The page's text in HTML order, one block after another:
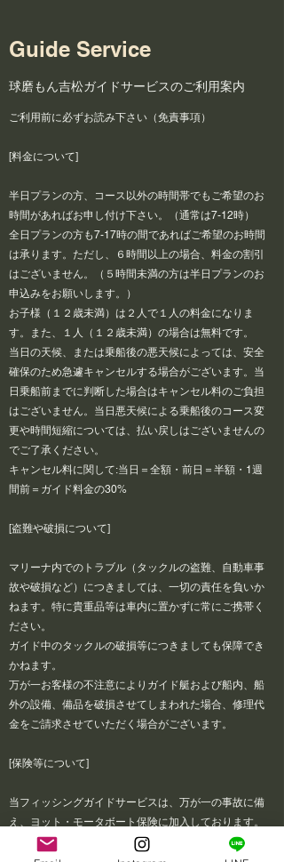
​Guide Service
​球磨もん吉松ガイドサービスのご利用案内
ご利用前に必ずお読み下さい（免責事項）
[料金について]
半日プランの方、コース以外の時間帯でもご希望のお
時間があればお申し付け下さい。（通常は7-12時）
全日プランの方も7-17時の間であればご希望のお時間
は承ります。ただし、６時間以上の場合、料金の割引
はございません。（５時間未満の方は半日プランのお
申込みをお願いします。）
お子様（１２歳未満）は２人で１人の料金になりま
す。また、１人（１２歳未満）の場合は無料です。
当日の天候、または乗船後の悪天候によっては、安全
確保のため急遽キャンセルする場合がございます。当
日乗船前までに判断した場合はキャンセル料のご負担
はございません。当日悪天候による乗船後のコース変
更や時間短縮については、払い戻しはございませんの
でご了承ください。
キャンセル料に関して:当日＝全額・前日＝半額・1週
間前＝ガイド料金の30%
[盗難や破損について]
マリーナ内でのトラブル（タックルの盗難、自動車事
故や破損など）につきましては、一切の責任を負いか
ねます。特に貴重品等は車内に置かずに常にご携帯く
ださい。
ガイド中のタックルの破損等につきましても保障でき
かねます。
万が一お客様の不注意によりガイド艇および船内、船
外の設備、備品を破損させてしまわれた場合、修理代
金をご請求させていただく場合がございます。
[保険等について]
当フィッシングガイドサービスは、万が一の事故に備
え、ヨット・モータボート保険に加入しております。
補償につきましては、加入保険適用範囲内（死亡、傷